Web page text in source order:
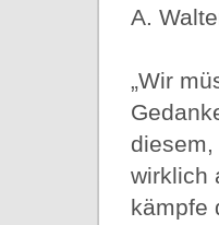
A.
„Wir
wirklich
kämpfe